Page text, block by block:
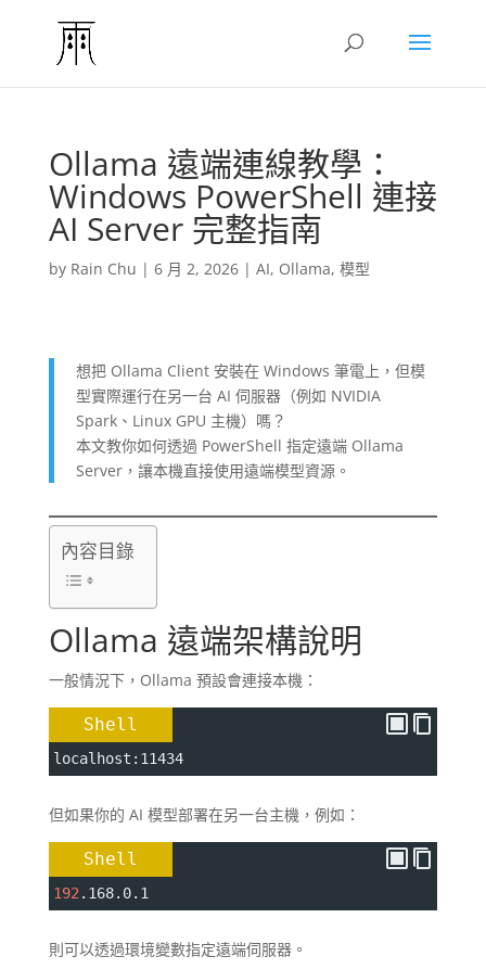
Ollama 遠端連線教學：
Windows PowerShell 連接
AI Server 完整指南
by Rain Chu | 6 月 2, 2026| AI, Ollama, 模型
想把 Ollama Client 安裝在 Windows 筆電上，但模
型實際運行在另一台 AI 伺服器（例如 NVIDIA
Spark、Linux GPU 主機）嗎？
本文教你如何透過 PowerShell 指定遠端 Ollama
Server，讓本機直接使用遠端模型資源。
內容目錄
Ollama 遠端架構說明
一般情況下，Ollama 預設會連接本機：
Shell
localhost:11434
但如果你的 AI 模型部署在另一台主機，例如：
Shell
192 .168.0.1
則可以透過環境變數指定遠端伺服器。